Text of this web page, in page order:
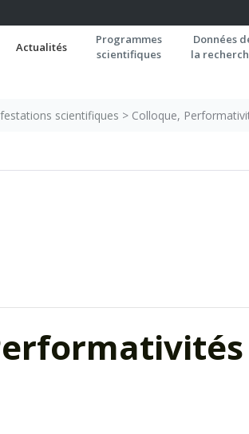
Actualités
Programmes
scientifiques
Données
la
scientifiques > Colloque,